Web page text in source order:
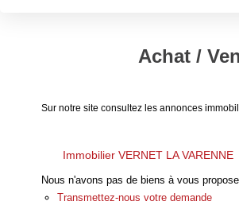
Achat /
Sur notre site consultez les annonces
Immobilier VERNET LA VARENNE
Nous n'avons pas de biens à vous
Transmettez-nous votre demande